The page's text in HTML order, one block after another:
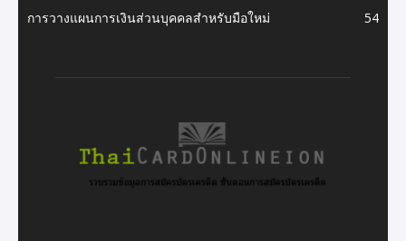
การวางแผนการเงินส่วนบุคคลสำหรับมือใหม่
54